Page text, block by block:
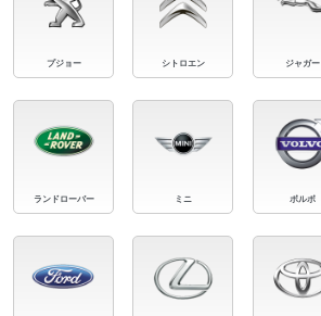
プジョー シトロエン ジャガー
ランドローバー ミニ ボルボ